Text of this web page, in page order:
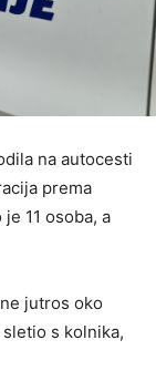
na autocesti
prema
11 osoba, a
jutros oko
s kolnika,